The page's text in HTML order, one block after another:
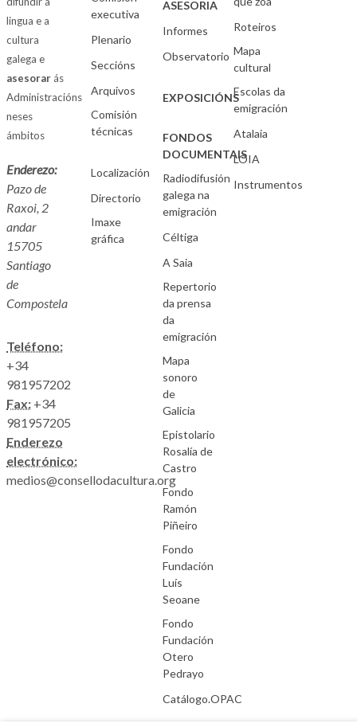
lingua e a
cultura
galega e
asesorarás
Administracións
neses
ámbitos
Enderezo:
Pazo de
Raxoi, 2
andar
15705
Santiago
de
Compostela
Teléfono:
+34
981957202
Fax: +34
981957205
Enderezo
electrónico:
medios@consellodacultura.org
executiva
Plenario
Seccións
Arquivos
Comisión
técnicas
Localización
Directorio
Imaxe
gráfica
ASESORIA
Informes
Observatorio
EXPOSICIÓNS
FONDOS
DOCUMENTAIS
Radiodifusión
galega na
emigración
Céltiga
A Saia
Repertorio
da prensa
da
emigración
Mapa
sonoro
de
Galicia
Epistolario
Rosalía de
Castro
Fondo
Ramón
Piñeiro
Fondo
Fundación
Luís
Seoane
Fondo
Fundación
Otero
Pedrayo
Catálogo.OPAC
Roteiros
Mapa
cultural
Escolas da
emigración
Atalaia
LOIA
Instrumentos